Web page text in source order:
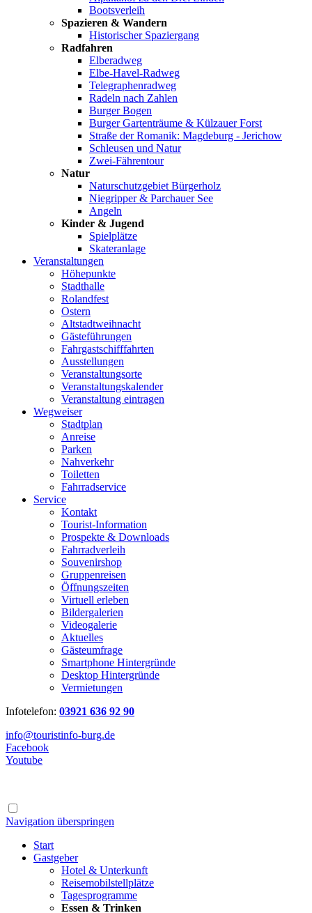
Bootsverleih
Spazieren & Wandern
Historischer Spaziergang
Radfahren
Elberadweg
Elbe-Havel-Radweg
Telegraphenradweg
Radeln nach Zahlen
Burger Bogen
Burger Gartenträume & Külzauer Forst
Straße der Romanik: Magdeburg - Jerichow
Schleusen und Natur
Zwei-Fährentour
Natur
Naturschutzgebiet Bürgerholz
Niegripper & Parchauer See
Angeln
Kinder & Jugend
Spielplätze
Skateranlage
Veranstaltungen
Höhepunkte
Stadthalle
Rolandfest
Ostern
Altstadtweihnacht
Gästeführungen
Fahrgastschifffahrten
Ausstellungen
Veranstaltungsorte
Veranstaltungskalender
Veranstaltung eintragen
Wegweiser
Stadtplan
Anreise
Parken
Nahverkehr
Toiletten
Fahrradservice
Service
Kontakt
Tourist-Information
Prospekte & Downloads
Fahrradverleih
Souvenirshop
Gruppenreisen
Öffnungszeiten
Virtuell erleben
Bildergalerien
Videogalerie
Aktuelles
Gästeumfrage
Smartphone Hintergründe
Desktop Hintergründe
Vermietungen
Infotelefon: 03921 636 92 90
info@touristinfo-burg.de
Facebook
Youtube
Navigation überspringen
Start
Gastgeber
Hotel & Unterkunft
Reisemobilstellplätze
Tagesprogramme
Essen & Trinken